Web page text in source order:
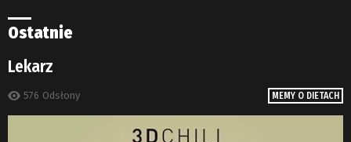
Ostatnie
MEMY O DIETACH
Lekarz
576 Odsłony